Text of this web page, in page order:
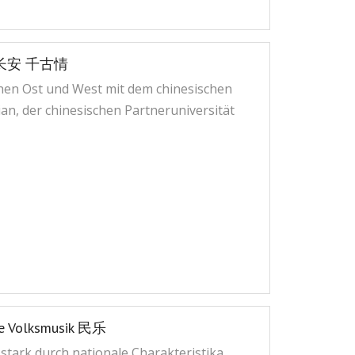
安 千古情
Ost und West mit dem chinesischen
der chinesischen Partneruniversität
Volksmusik 民乐